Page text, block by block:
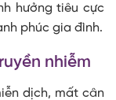
hưởng tiêu cực
phúc gia đình.
nhiễm
dịch, mất cân